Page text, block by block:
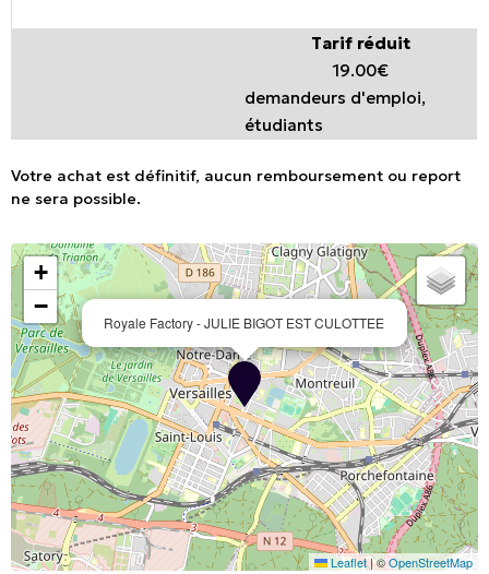
Tarif réduit
19.00€
demandeurs d'emploi,
étudiants
Votre achat est définitif, aucun remboursement ou report
ne sera possible.
Royale Factory - JULIE BIGOT EST CULOTTEE
+
−
Leaflet|©OpenStreetMap